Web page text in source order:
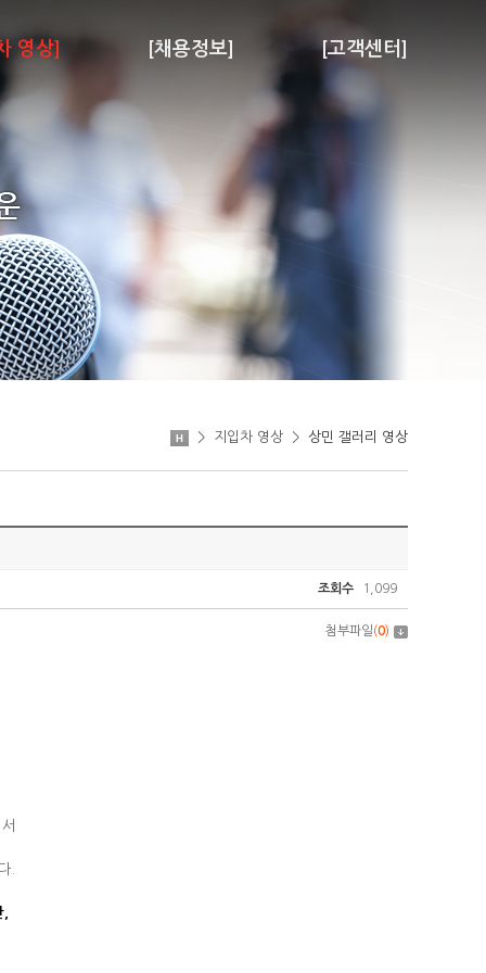
영상] [채용정보] [고객센터]
> 지입차 영상 > 상민 갤러리 영상
조회수 1,099
첨부파일(0)
.